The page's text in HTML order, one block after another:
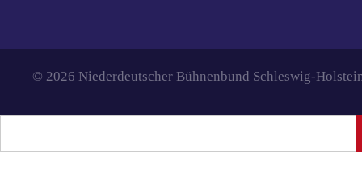
© 2026 Niederdeutscher Bühnenbund Schleswig-